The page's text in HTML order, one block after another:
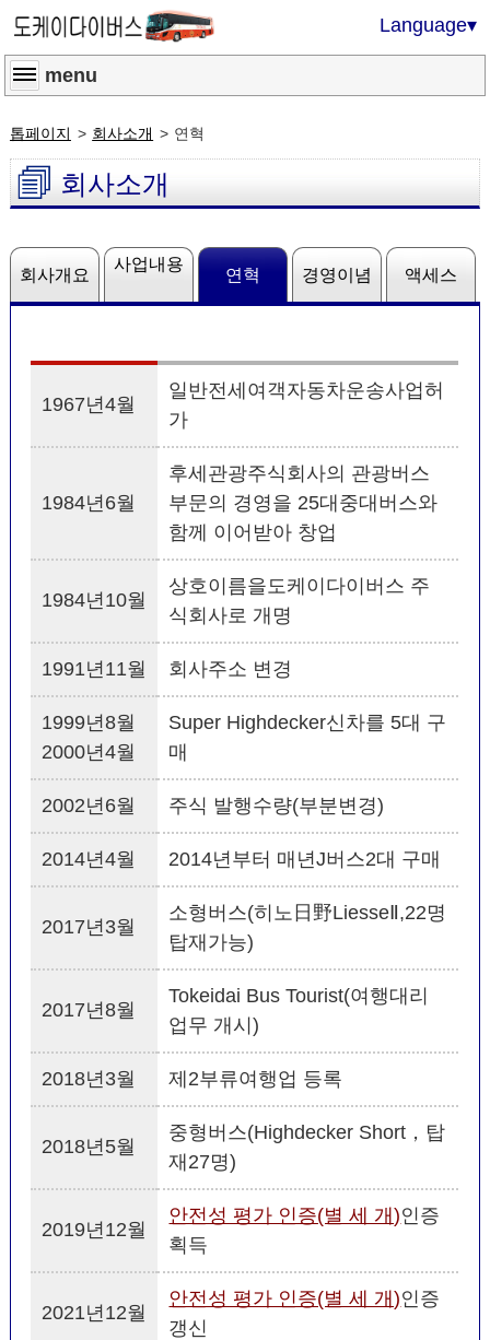
Language▾
menu
톱페이지 회사소개 연혁
회사소개
회사개요
사업내용
연혁 경영이념 액세스
1967년4월
일반전세여객자동차운송사업허
가
1984년6월
후세관광주식회사의 관광버스
부문의 경영을 25대중대버스와
함께 이어받아 창업
1984년10월
상호이름을도케이다이버스 주
식회사로 개명
1991년11월 회사주소 변경
1999년8월
2000년4월
Super Highdecker신차를 5대 구
매
2002년6월 주식 발행수량(부분변경)
2014년4월 2014년부터 매년J버스2대 구매
2017년3월
소형버스(히노日野LiesseⅡ,22명
탑재가능)
2017년8월
Tokeidai Bus Tourist(여행대리
업무 개시)
2018년3월 제2부류여행업 등록
2018년5월
중형버스(Highdecker Short，탑
재27명)
2019년12월
안전성 평가 인증(별 세 개)인증
획득
2021년12월
안전성 평가 인증(별 세 개)인증
갱신